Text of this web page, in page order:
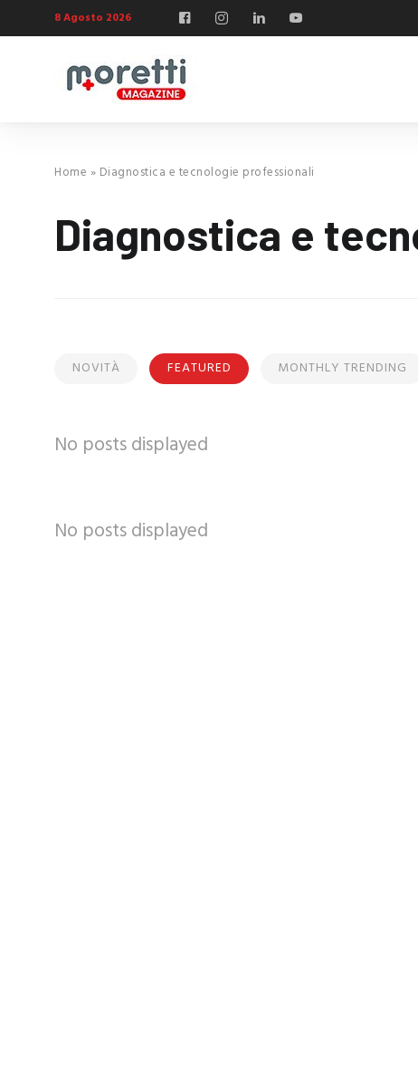
8 Agosto 2026
Home » Diagnostica e tecnologie professionali
Diagnostica e
NOVITÀ FEATURED MONTHLY TRENDING
No posts displayed
No posts displayed